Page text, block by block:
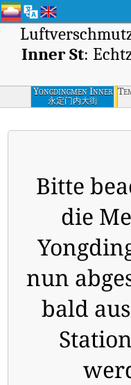
Inner St:
Yongdingmen Inner
St
永定门内大街
Bitte
die
nun
bald